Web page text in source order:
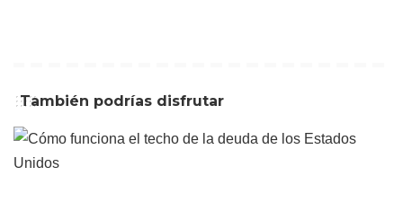
También podrías disfrutar